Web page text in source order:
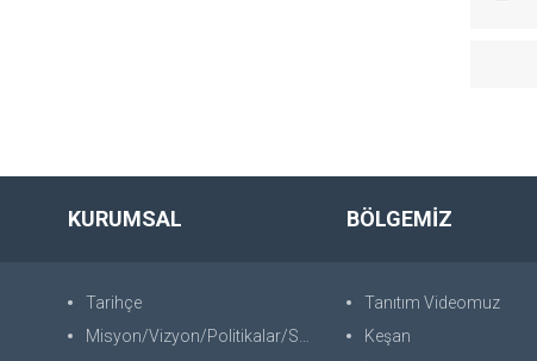
KURUMSAL
Tarihçe
Misyon/Vizyon/Politikalar/SWOT
BÖLGEMİZ
Tanıtım Videomuz
Keşan